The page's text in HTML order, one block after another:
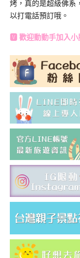
烤，真的是超級佛系
以打電話預訂哦。
🆅 歡迎動動手加入小